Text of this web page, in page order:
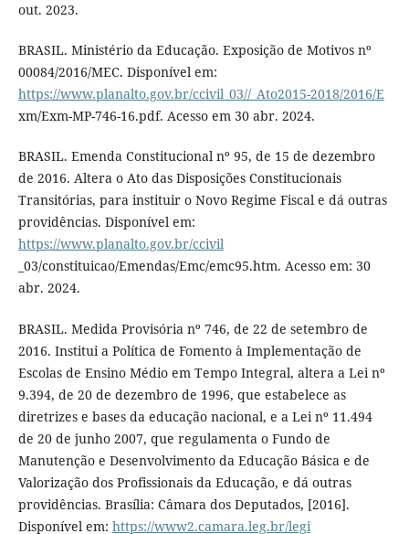
out. 2023.
BRASIL. Ministério da Educação. Exposição de Motivos nº
00084/2016/MEC. Disponível em:
https://www.planalto.gov.br/ccivil_03//_Ato2015-2018/2016/E
xm/Exm-MP-746-16.pdf. Acesso em 30 abr. 2024.
BRASIL. Emenda Constitucional nº 95, de 15 de dezembro
de 2016. Altera o Ato das Disposições Constitucionais
Transitórias, para instituir o Novo Regime Fiscal e dá outras
providências. Disponível em:
https://www.planalto.gov.br/ccivil
_03/constituicao/Emendas/Emc/emc95.htm. Acesso em: 30
abr. 2024.
BRASIL. Medida Provisória nº 746, de 22 de setembro de
2016. Institui a Política de Fomento à Implementação de
Escolas de Ensino Médio em Tempo Integral, altera a Lei nº
9.394, de 20 de dezembro de 1996, que estabelece as
diretrizes e bases da educação nacional, e a Lei nº 11.494
de 20 de junho 2007, que regulamenta o Fundo de
Manutenção e Desenvolvimento da Educação Básica e de
Valorização dos Profissionais da Educação, e dá outras
providências. Brasília: Câmara dos Deputados, [2016].
Disponível em: https://www2.camara.leg.br/legi